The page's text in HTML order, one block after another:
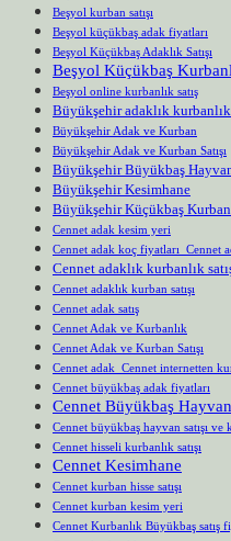
Beşyol kurban satışı
Beşyol küçükbaş adak fiyatları
Beşyol Küçükbaş Adaklık Satışı
Beşyol Küçükbaş
Beşyol online kurbanlık satış
Büyükşehir adaklık kurbanlık
Büyükşehir Adak ve Kurban
Büyükşehir Adak ve Kurban Satışı
Büyükşehir Büyükbaş Hayvan
Büyükşehir Kesimhane
Büyükşehir Küçükbaş
Cennet adak kesim yeri
Cennet adak koç fiyatları Cennet
Cennet adaklık kurbanlık
Cennet adaklık kurban satışı
Cennet adak satış
Cennet Adak ve Kurbanlık
Cennet Adak ve Kurban Satışı
Cennet adak Cennet internetten
Cennet büyükbaş adak fiyatları
Cennet Büyükbaş Hayvan
Cennet büyükbaş hayvan satışı ve
Cennet hisseli kurbanlık satışı
Cennet Kesimhane
Cennet kurban hisse satışı
Cennet kurban kesim yeri
Cennet Kurbanlık Büyükbaş satış